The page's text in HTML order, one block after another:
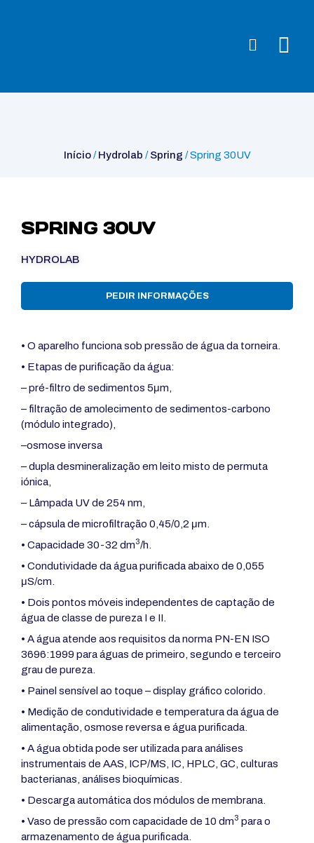
Início/Hydrolab /Spring / Spring 30UV
SPRING 30UV
HYDROLAB
PEDIR INFORMAÇÕES
• O aparelho funciona sob pressão de água da torneira.
• Etapas de purificação da água:
– pré-filtro de sedimentos 5μm,
– filtração de amolecimento de sedimentos-carbono
(módulo integrado),
–osmose inversa
– dupla desmineralização em leito misto de permuta
iónica,
– Lâmpada UV de 254 nm,
– cápsula de microfiltração 0,45/0,2 μm.
• Capacidade 30-32 dm3/h.
• Condutividade da água purificada abaixo de 0,055
μS/cm.
• Dois pontos móveis independentes de captação de
água de classe de pureza I e II.
• A água atende aos requisitos da norma PN-EN ISO
3696:1999 para águas de primeiro, segundo e terceiro
grau de pureza.
• Painel sensível ao toque – display gráfico colorido.
• Medição de condutividade e temperatura da água de
alimentação, osmose reversa e água purificada.
• A água obtida pode ser utilizada para análises
instrumentais de AAS, ICP/MS, IC, HPLC, GC, culturas
bacterianas, análises bioquímicas.
• Descarga automática dos módulos de membrana.
• Vaso de pressão com capacidade de 10 dm3 para o
armazenamento de água purificada.